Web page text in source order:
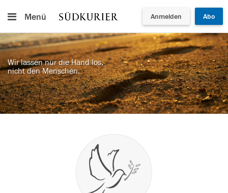
Menü Anmelden Abo
Wir lassen nur die Hand los,
nicht den Menschen.